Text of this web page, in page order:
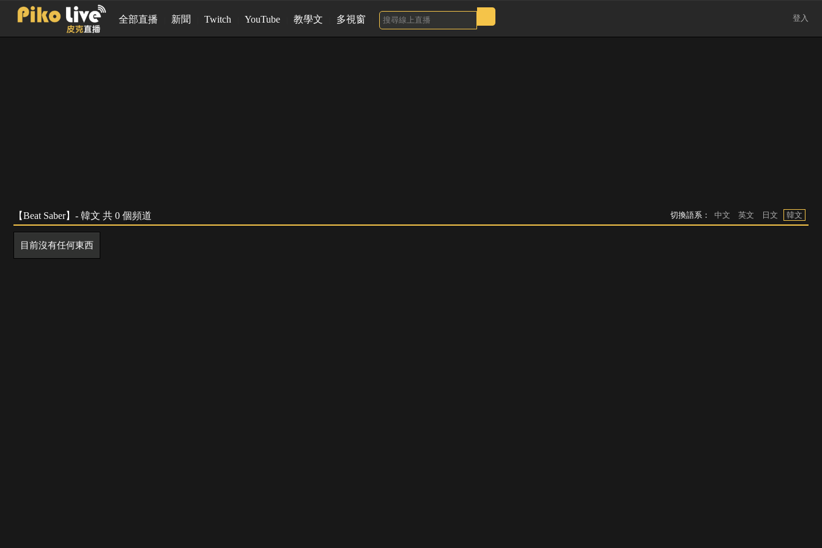
全部直播 新聞 Twitch YouTube 教學文 多視窗 登入
【Beat Saber】- 韓文 共 0 個頻道 切換語系： 中文 英文 日文 韓文
目前沒有任何東西